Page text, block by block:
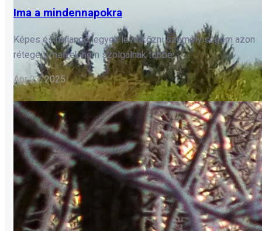
Ima a mindennapokra
Képes és hajlandó legyek levetkőzni személyiségem azon
rétegeit, melyek nem szolgálnak többé.
Apr 23, 2025